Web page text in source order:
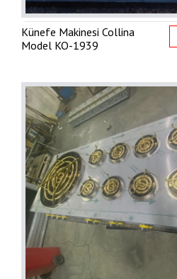
Künefe Makinesi Collina
Model KO-1939